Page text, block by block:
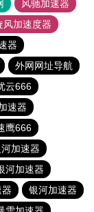
风驰加速器
风加速度器
器
外网网址导航
云666
速器
鹰666
加速器
河加速器
银河加速器